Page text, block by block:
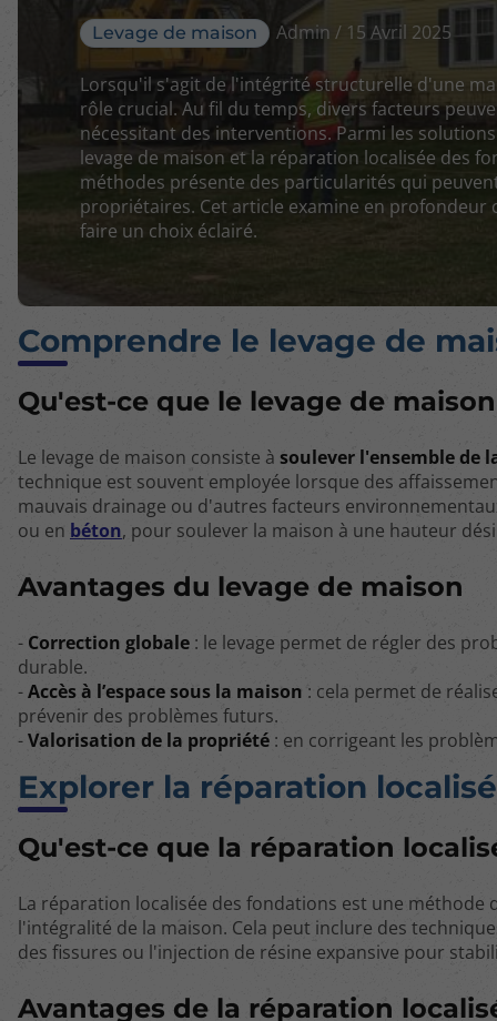
Levage de maison Admin / 15 Avril 2025
Lorsqu'il s'agit de l'intégrité structurelle d'une
rôle crucial. Au fil du temps, divers facteurs
nécessitant des interventions. Parmi les
levage de maison et la réparation localisée des
méthodes présente des particularités qui
propriétaires. Cet article examine en profondeur
faire un choix éclairé.
Comprendre le levage de
Qu'est-ce que le levage de
Le levage de maison consiste à soulever l'ensemble de
technique est souvent employée lorsque des
mauvais drainage ou d'autres facteurs
ou en béton, pour soulever la maison à une hauteur
Avantages du levage de maison
- Correction globale : le levage permet de régler des
durable.
-Accès à l’espace sous la maison : cela permet de
prévenir des problèmes futurs.
-Valorisation de la propriété : en corrigeant les
Explorer la réparation
Qu'est-ce que la réparation
La réparation localisée des fondations est une méthode
l'intégralité de la maison. Cela peut inclure des
des fissures ou l'injection de résine expansive pour
Avantages de la réparation